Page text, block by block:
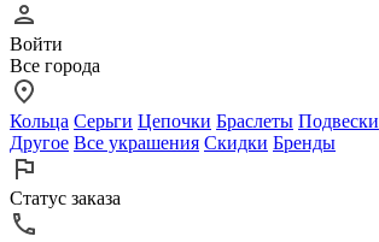
Войти
Все города
Кольца Серьги Цепочки Браслеты Подвески
Другое Все украшения Скидки Бренды
Статус заказа